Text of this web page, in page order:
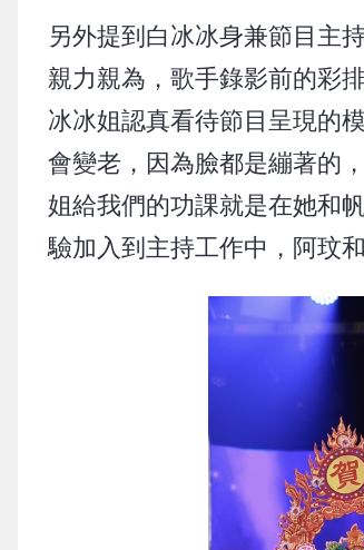
另外提到白冰冰身兼節目主
親力親為，歌手錄影前的彩
冰冰姐認真看待節目呈現的
會變老，因為臉都是繃著的
姐給我們的功課就是在她和
驗加入到主持工作中，阿玟